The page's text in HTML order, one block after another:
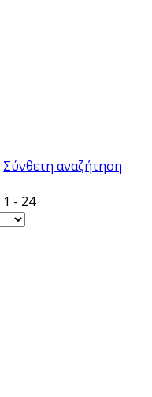
Σύνθετη αναζήτηση
1 - 24